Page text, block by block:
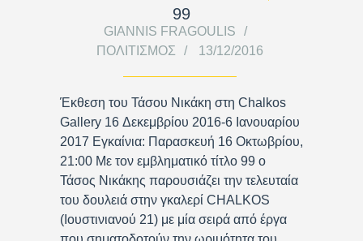
99
GIANNIS FRAGOULIS
ΠΟΛΙΤΙΣΜΌΣ
13/12/2016
Έκθεση του Τάσου Νικάκη στη Chalkos
Gallery 16 Δεκεμβρίου 2016-6 Ιανουαρίου
2017 Εγκαίνια: Παρασκευή 16 Οκτωβρίου,
21:00 Με τον εμβληματικό τίτλο 99 ο
Τάσος Νικάκης παρουσιάζει την τελευταία
του δουλειά στην γκαλερί CHALKOS
(Ιουστινιανού 21) με μία σειρά από έργα